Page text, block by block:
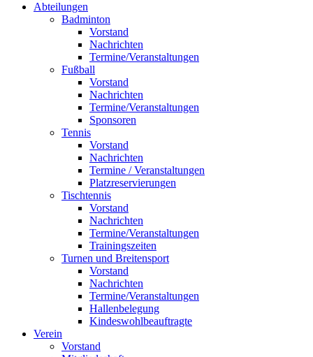
Abteilungen
Badminton
Vorstand
Nachrichten
Termine/Veranstaltungen
Fußball
Vorstand
Nachrichten
Termine/Veranstaltungen
Sponsoren
Tennis
Vorstand
Nachrichten
Termine / Veranstaltungen
Platzreservierungen
Tischtennis
Vorstand
Nachrichten
Termine/Veranstaltungen
Trainingszeiten
Turnen und Breitensport
Vorstand
Nachrichten
Termine/Veranstaltungen
Hallenbelegung
Kindeswohlbeauftragte
Verein
Vorstand